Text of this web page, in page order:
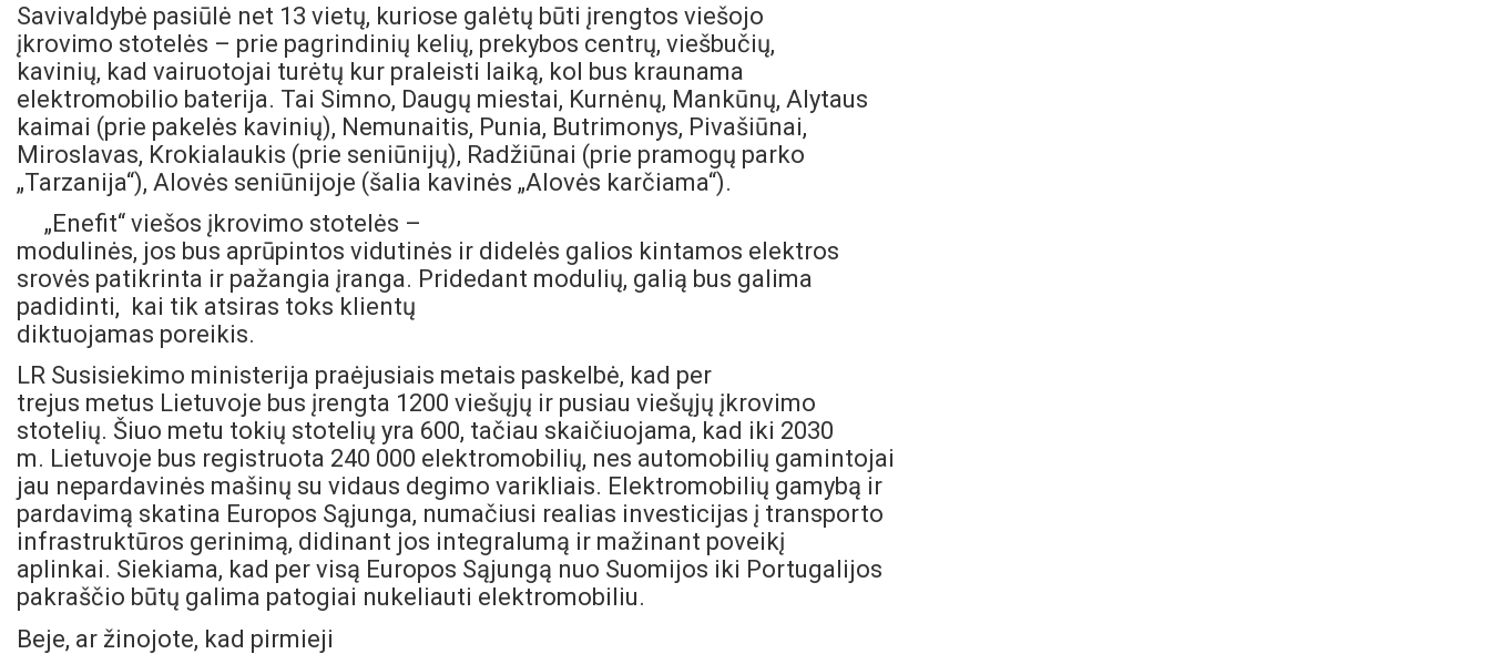
Savivaldybė pasiūlė net 13 vietų, kuriose galėtų būti įrengtos viešojo
įkrovimo stotelės – prie pagrindinių kelių, prekybos centrų, viešbučių,
kavinių, kad vairuotojai turėtų kur praleisti laiką, kol bus kraunama
elektromobilio baterija. Tai Simno, Daugų miestai, Kurnėnų, Mankūnų, Alytaus
kaimai (prie pakelės kavinių), Nemunaitis, Punia, Butrimonys, Pivašiūnai,
Miroslavas, Krokialaukis (prie seniūnijų), Radžiūnai (prie pramogų parko
„Tarzanija“), Alovės seniūnijoje (šalia kavinės „Alovės karčiama“).
„Enefit“ viešos įkrovimo stotelės –
modulinės, jos bus aprūpintos vidutinės ir didelės galios kintamos elektros
srovės patikrinta ir pažangia įranga. Pridedant modulių, galią bus galima
padidinti, kai tik atsiras toks klientų
diktuojamas poreikis.
LR Susisiekimo ministerija praėjusiais metais paskelbė, kad per
trejus metus Lietuvoje bus įrengta 1200 viešųjų ir pusiau viešųjų įkrovimo
stotelių. Šiuo metu tokių stotelių yra 600, tačiau skaičiuojama, kad iki 2030
m. Lietuvoje bus registruota 240 000 elektromobilių, nes automobilių gamintojai
jau nepardavinės mašinų su vidaus degimo varikliais. Elektromobilių gamybą ir
pardavimą skatina Europos Sąjunga, numačiusi realias investicijas į transporto
infrastruktūros gerinimą, didinant jos integralumą ir mažinant poveikį
aplinkai. Siekiama, kad per visą Europos Sąjungą nuo Suomijos iki Portugalijos
pakraščio būtų galima patogiai nukeliauti elektromobiliu.
Beje, ar žinojote, kad pirmieji